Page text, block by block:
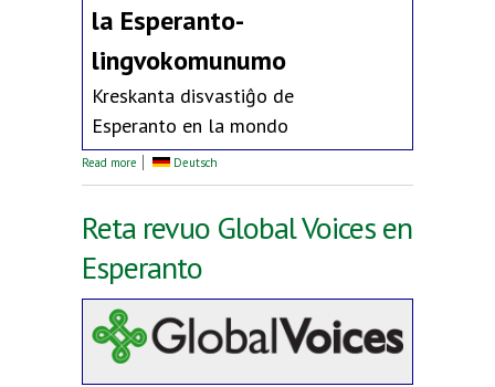
la Esperanto-
lingvokomunumo
Kreskanta disvastiĝo de
Esperanto en la mondo
Read more about Deklaro de Germana Esperanto-Asocio
Deutsch
Reta revuo Global Voices en
Esperanto